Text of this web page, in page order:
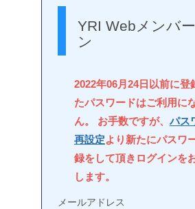
YRI Webメンバ
ン
2022年06月24日以前に登
たパスワードはご利用に
ん。 お手数ですが、 パス
再設定より新たにパスワ
録をして頂きログインを
します。
メールアドレス